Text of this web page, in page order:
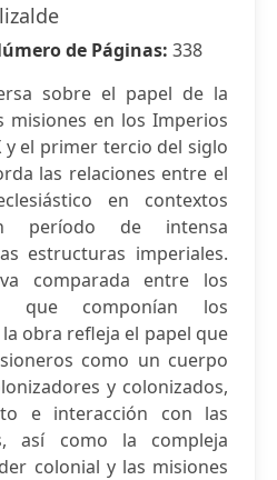
de Páginas: 338
sobre el papel de la
misiones en los Imperios
y el primer tercio del siglo
las relaciones entre el
en contextos
período de intensa
estructuras imperiales.
comparada entre los
que componían los
obra refleja el papel que
como un cuerpo
y colonizados,
e interacción con las
así como la compleja
colonial y las misiones